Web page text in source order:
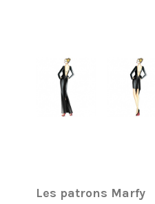
Les patrons Marfy